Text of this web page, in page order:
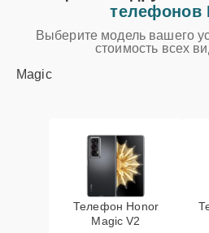
телефонов
Выберите модель вашего
стоимость всех
Magic
Телефон Honor
Magic V2